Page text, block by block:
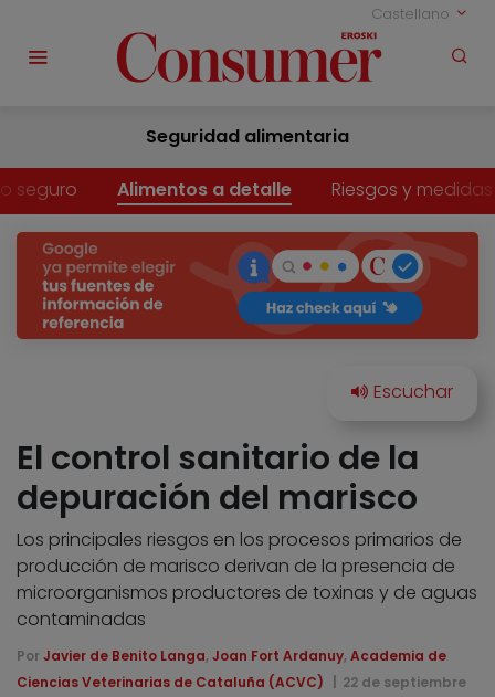
Castellano
Seguridad alimentaria
seguro Alimentos a detalle Riesgos y medidas
El control sanitario de la
depuración del marisco
Los principales riesgos en los procesos primarios de
producción de marisco derivan de la presencia de
microorganismos productores de toxinas y de aguas
contaminadas
Por Javier de Benito Langa, Joan Fort Ardanuy, Academia de
Ciencias Veterinarias de Cataluña (ACVC)
22 de septiembre